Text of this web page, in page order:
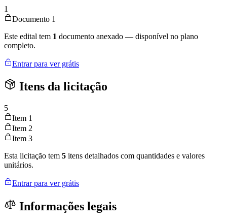
1
Documento 1
Este edital tem 1 documento anexado — disponível no plano
completo.
Entrar para ver grátis
Itens da licitação
5
Item 1
Item 2
Item 3
Esta licitação tem 5 itens detalhados com quantidades e valores
unitários.
Entrar para ver grátis
Informações legais